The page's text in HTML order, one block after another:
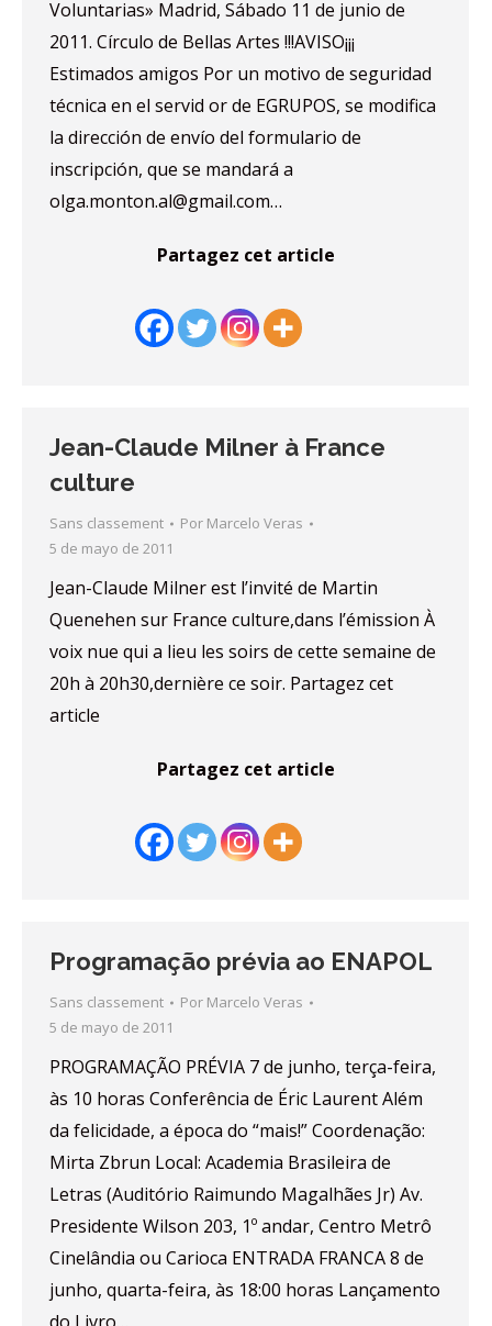
Voluntarias» Madrid, Sábado 11 de junio de
2011. Círculo de Bellas Artes !!!AVISO¡¡¡
Estimados amigos Por un motivo de seguridad
técnica en el servid or de EGRUPOS, se modifica
la dirección de envío del formulario de
inscripción, que se mandará a
olga.monton.al@gmail.com…
Partagez cet article
Jean-Claude Milner à France
culture
Sans classement Por Marcelo Veras
5 de mayo de 2011
Jean-Claude Milner est l’invité de Martin
Quenehen sur France culture,dans l’émission À
voix nue qui a lieu les soirs de cette semaine de
20h à 20h30,dernière ce soir. Partagez cet
article
Partagez cet article
Programação prévia ao ENAPOL
Sans classement Por Marcelo Veras
5 de mayo de 2011
PROGRAMAÇÃO PRÉVIA 7 de junho, terça-feira,
às 10 horas Conferência de Éric Laurent Além
da felicidade, a época do “mais!” Coordenação:
Mirta Zbrun Local: Academia Brasileira de
Letras (Auditório Raimundo Magalhães Jr) Av.
Presidente Wilson 203, 1º andar, Centro Metrô
Cinelândia ou Carioca ENTRADA FRANCA 8 de
junho, quarta-feira, às 18:00 horas Lançamento